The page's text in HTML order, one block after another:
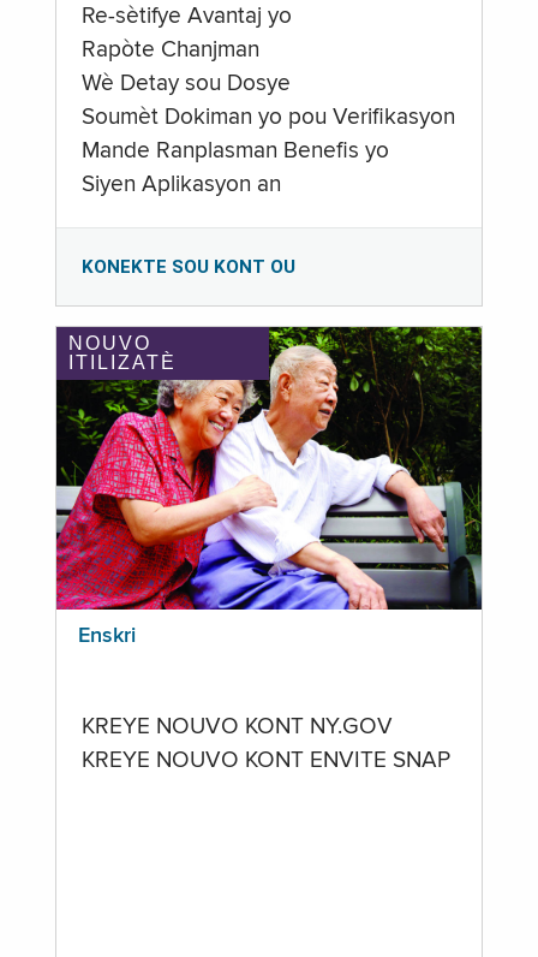
Re-sètifye Avantaj yo
Rapòte Chanjman
Wè Detay sou Dosye
Soumèt Dokiman yo pou Verifikasyon
Mande Ranplasman Benefis yo
Siyen Aplikasyon an
KONEKTE SOU KONT OU
NOUVO
ITILIZATÈ
Enskri
KREYE NOUVO KONT NY.GOV
KREYE NOUVO KONT ENVITE SNAP